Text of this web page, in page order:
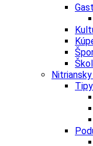
Tipy